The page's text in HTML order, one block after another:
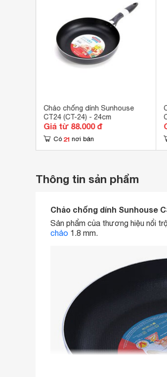
Chảo chống dính Sunhouse
CT24 (CT-24) - 24cm
Giá từ 88.000 đ
Có 21 nơi bán
Thông tin sản phẩm
Chảo chống dính Sunhouse
Sản phẩm của thương hiệu nổi
chảo 1.8 mm.